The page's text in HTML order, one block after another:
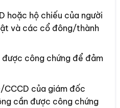
hoặc hộ chiếu của người
và các cổ đông/thành
công chứng để đảm
CCCD của giám đốc
cần được công chứng